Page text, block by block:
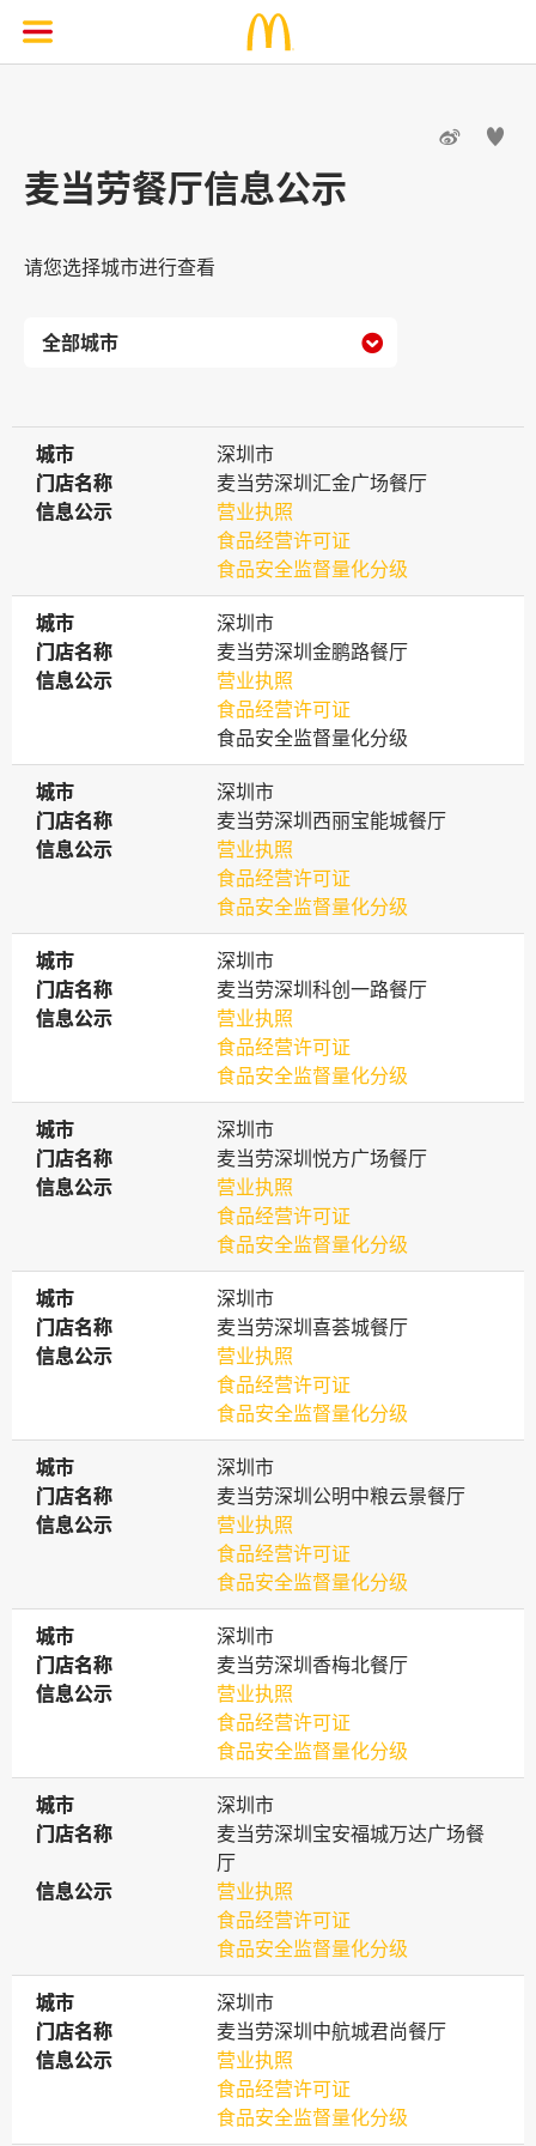
 
麦当劳餐厅信息公示
请您选择城市进行查看

城市
城市
深圳市
门店名称
门店名称
麦当劳深圳汇金广场餐厅
信息公示
信息公示
营业执照
食品经营许可证
食品安全监督量化分级
城市
城市
深圳市
门店名称
门店名称
麦当劳深圳金鹏路餐厅
信息公示
信息公示
营业执照
食品经营许可证
食品安全监督量化分级
城市
城市
深圳市
门店名称
门店名称
麦当劳深圳西丽宝能城餐厅
信息公示
信息公示
营业执照
食品经营许可证
食品安全监督量化分级
城市
城市
深圳市
门店名称
门店名称
麦当劳深圳科创一路餐厅
信息公示
信息公示
营业执照
食品经营许可证
食品安全监督量化分级
城市
城市
深圳市
门店名称
门店名称
麦当劳深圳悦方广场餐厅
信息公示
信息公示
营业执照
食品经营许可证
食品安全监督量化分级
城市
城市
深圳市
门店名称
门店名称
麦当劳深圳喜荟城餐厅
信息公示
信息公示
营业执照
食品经营许可证
食品安全监督量化分级
城市
城市
深圳市
门店名称
门店名称
麦当劳深圳公明中粮云景餐厅
信息公示
信息公示
营业执照
食品经营许可证
食品安全监督量化分级
城市
城市
深圳市
门店名称
门店名称
麦当劳深圳香梅北餐厅
信息公示
信息公示
营业执照
食品经营许可证
食品安全监督量化分级
城市
城市
深圳市
门店名称
门店名称
麦当劳深圳宝安福城万达广场餐
厅
信息公示
信息公示
营业执照
食品经营许可证
食品安全监督量化分级
城市
城市
深圳市
门店名称
门店名称
麦当劳深圳中航城君尚餐厅
信息公示
信息公示
营业执照
食品经营许可证
食品安全监督量化分级